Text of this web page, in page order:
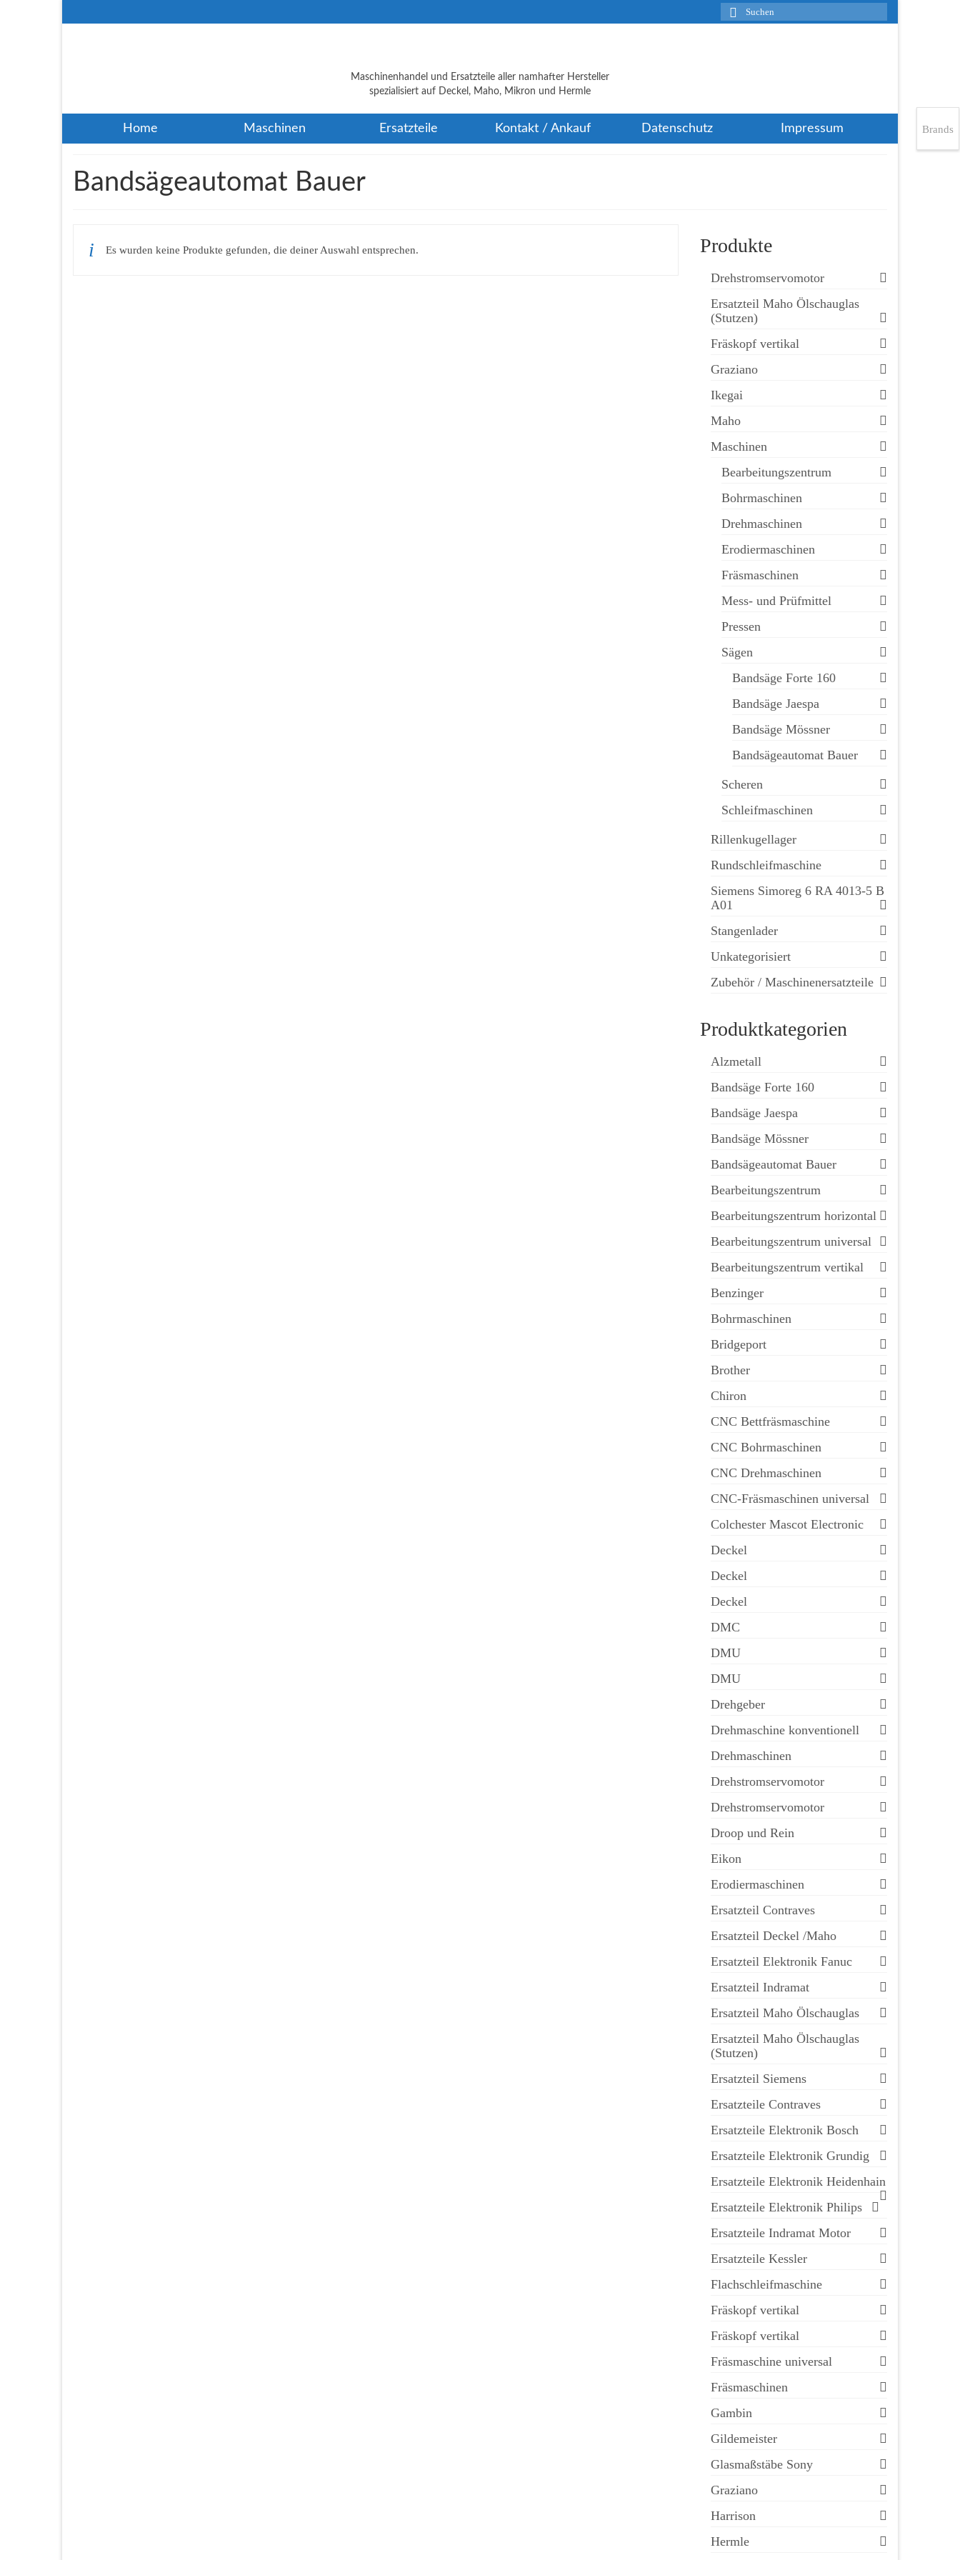
Suchen
nach:
Maschinenhandel und Ersatzteile aller namhafter Hersteller
spezialisiert auf Deckel, Maho, Mikron und Hermle
Home Maschinen Ersatzteile Kontakt / Ankauf Datenschutz Impressum
Bandsägeautomat Bauer
Es wurden keine Produkte gefunden, die deiner Auswahl entsprechen. Produkte
Drehstromservomotor
Ersatzteil Maho Ölschauglas
(Stutzen)
Fräskopf vertikal
Graziano
Ikegai
Maho
Maschinen
Bearbeitungszentrum
Bohrmaschinen
Drehmaschinen
Erodiermaschinen
Fräsmaschinen
Mess- und Prüfmittel
Pressen
Sägen
Bandsäge Forte 160
Bandsäge Jaespa
Bandsäge Mössner
Bandsägeautomat Bauer
Scheren
Schleifmaschinen
Rillenkugellager
Rundschleifmaschine
Siemens Simoreg 6 RA 4013-5 B
A01
Stangenlader
Unkategorisiert
Zubehör / Maschinenersatzteile
Produktkategorien
Alzmetall
Bandsäge Forte 160
Bandsäge Jaespa
Bandsäge Mössner
Bandsägeautomat Bauer
Bearbeitungszentrum
Bearbeitungszentrum horizontal
Bearbeitungszentrum universal
Bearbeitungszentrum vertikal
Benzinger
Bohrmaschinen
Bridgeport
Brother
Chiron
CNC Bettfräsmaschine
CNC Bohrmaschinen
CNC Drehmaschinen
CNC-Fräsmaschinen universal
Colchester Mascot Electronic
Deckel
Deckel
Deckel
DMC
DMU
DMU
Drehgeber
Drehmaschine konventionell
Drehmaschinen
Drehstromservomotor
Drehstromservomotor
Droop und Rein
Eikon
Erodiermaschinen
Ersatzteil Contraves
Ersatzteil Deckel /Maho
Ersatzteil Elektronik Fanuc
Ersatzteil Indramat
Ersatzteil Maho Ölschauglas
Ersatzteil Maho Ölschauglas
(Stutzen)
Ersatzteil Siemens
Ersatzteile Contraves
Ersatzteile Elektronik Bosch
Ersatzteile Elektronik Grundig
Ersatzteile Elektronik Heidenhain
Ersatzteile Elektronik Philips
Ersatzteile Indramat Motor
Ersatzteile Kessler
Flachschleifmaschine
Fräskopf vertikal
Fräskopf vertikal
Fräsmaschine universal
Fräsmaschinen
Gambin
Gildemeister
Glasmaßstäbe Sony
Graziano
Harrison
Hermle
Brands